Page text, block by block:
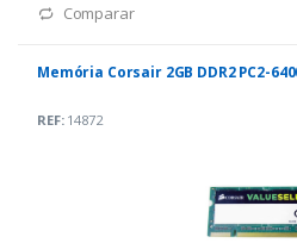
Comparar
Memória Corsair 2GB DDR2 PC2-
REF:14872